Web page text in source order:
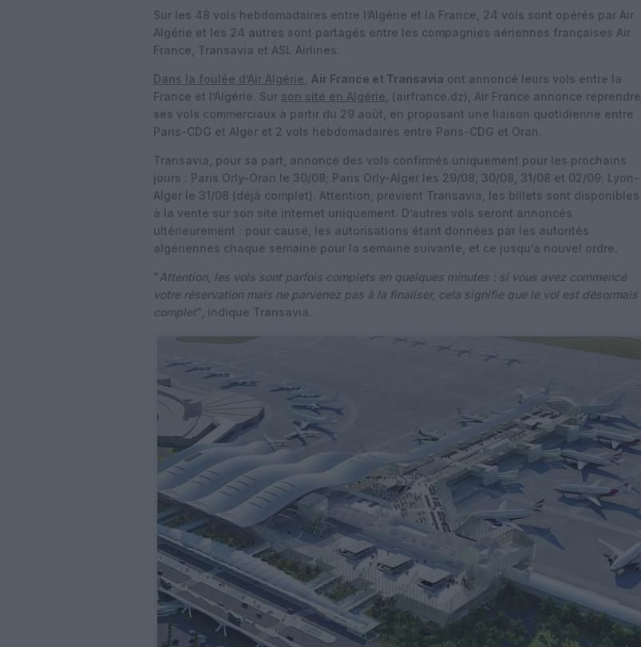
Sur les 48 vols hebdomadaires entre l’Algérie et la France, 24 vols sont opérés par Air
Algérie et les 24 autres sont partagés entre les compagnies aériennes françaises Air
France, Transavia et ASL Airlines.
Dans la foulée d’Air Algérie Air France et Transavia ont annoncé leurs vols entre la
France et l’Algérie. Sur son site en Algérie , (airfrance.dz), Air France annonce reprendre
ses vols commerciaux à partir du 29 août, en proposant une liaison quotidienne entre
Paris-CDG et Alger et 2 vols hebdomadaires entre Paris-CDG et Oran.
Transavia, pour sa part, annonce des vols confirmés uniquement pour les prochains
jours : Paris Orly-Oran le 30/08; Paris Orly-Alger les 29/08, 30/08, 31/08 et 02/09; Lyon-
Alger le 31/08 (déjà complet). Attention, prévient Transavia, les billets sont disponibles
à la vente sur son site internet uniquement. D’autres vols seront annoncés
ultérieurement : pour cause, les autorisations étant données par les autorités
algériennes chaque semaine pour la semaine suivante, et ce jusqu’à nouvel ordre.
“Attention, les vols sont parfois complets en quelques minutes : si vous avez commencé
votre réservation mais ne parvenez pas à la finaliser, cela signifie que le vol est désormais
complet“, indique Transavia.